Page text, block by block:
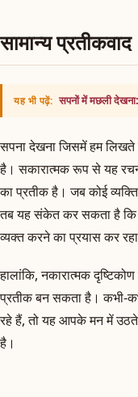
सामान्य प्रतीकवाद
यह भी पढ़ें: सपनों में मछली
सपना देखना जिसमें हम लिखते
है। सकारात्मक रूप से यह
का प्रतीक है। जब कोई
तब यह संकेत कर सकता है कि
व्यक्त करने का प्रयास कर
हालांकि, नकारात्मक
प्रतीक बन सकता है। कभी-
रहे हैं, तो यह आपके मन में
है।